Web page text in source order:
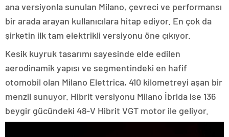
ana versiyonla sunulan Milano, çevreci ve performansı
bir arada arayan kullanıcılara hitap ediyor. En çok da
şirketin ilk tam elektrikli versiyonu öne çıkıyor.
Kesik kuyruk tasarımı sayesinde elde edilen
aerodinamik yapısı ve segmentindeki en hafif
otomobil olan Milano Elettrica, 410 kilometreyi aşan bir
menzil sunuyor. Hibrit versiyonu Milano İbrida ise 136
beygir gücündeki 48-V Hibrit VGT motor ile geliyor.